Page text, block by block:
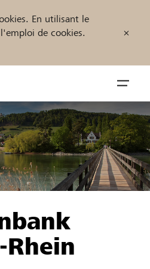
En utilisant le
de cookies.
öffnen
organisations
maintenant
Rhein